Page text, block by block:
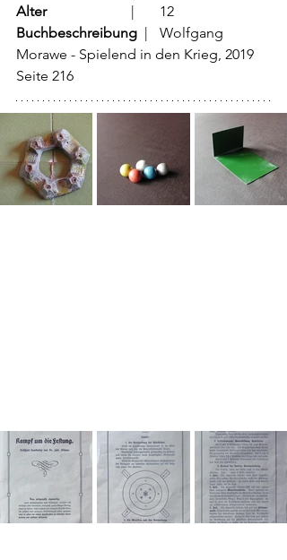
Alter
			  |	12
Buchbeschreibung |	Wolfgang
Morawe - Spielend in den Krieg, 2019
Seite 216